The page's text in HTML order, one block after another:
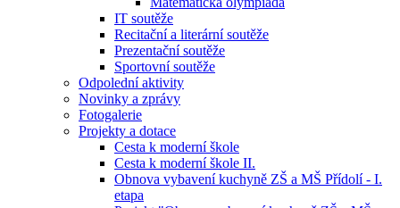
IT soutěže
Recitační a literární soutěže
Prezentační soutěže
Sportovní soutěže
Odpolední aktivity
Novinky a zprávy
Fotogalerie
Projekty a dotace
Cesta k moderní škole
Cesta k moderní škole II.
Obnova vybavení kuchyně ZŠ a MŠ Přídolí - I.
etapa